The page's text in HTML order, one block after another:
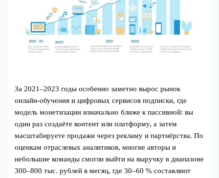
За 2021–2023 годы особенно заметно вырос рынок
онлайн-обучения и цифровых сервисов подписки, где
модель монетизации изначально ближе к пассивной: вы
один раз создаёте контент или платформу, а затем
масштабируете продажи через рекламу и партнёрства. По
оценкам отраслевых аналитиков, многие авторы и
небольшие команды смогли выйти на выручку в диапазоне
300–800 тыс. рублей в месяц, где 30–60 % составляют